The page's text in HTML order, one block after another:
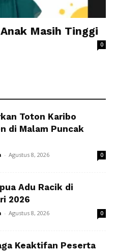
Masih Tinggi
0
Toton Karibo
di Malam Puncak
- Agustus 8, 2026 0
Adu Racik di
2026
- Agustus 8, 2026 0
Keaktifan Peserta